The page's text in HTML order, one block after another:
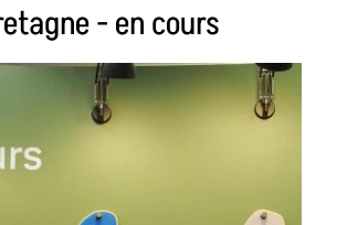
- en cours